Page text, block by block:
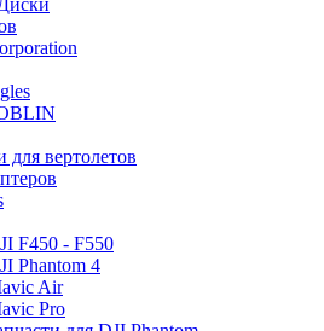
для вертолетов
F450 - F550
Phantom 4
Air
Pro